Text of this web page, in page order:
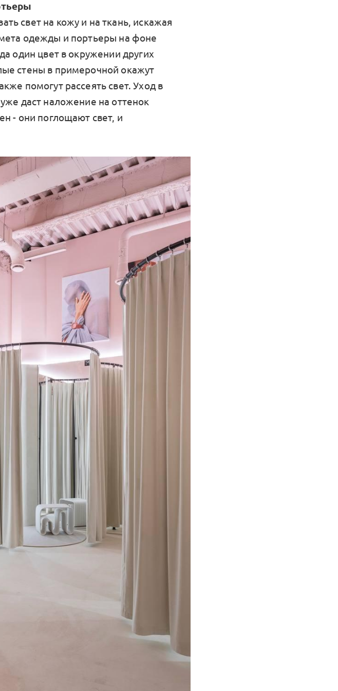
свет на кожу и на ткань, искажая
одежды и портьеры на фоне
один цвет в окружении других
стены в примерочной окажут
помогут рассеять свет. Уход в
даст наложение на оттенок
- они поглощают свет, и